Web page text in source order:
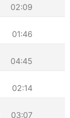
02:09
01:46
04:45
02:14
03:07